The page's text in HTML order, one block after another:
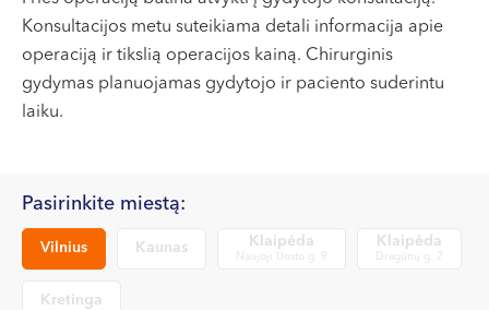
Miško g. 25A
Darbo laikas:
I-V 08:00 - 20:00
Dragūnų g. 2
Darbo laikas:
I-V 08:00 - 20:00
Konsultacijos metu suteikiama detali informacija apie
operaciją ir tikslią operacijos kainą. Chirurginis
gydymas planuojamas gydytojo ir paciento suderintu
laiku.
Pasirinkite miestą:
Vilnius Kaunas Klaipėda
Naujoji Uosto g. 9
Klaipėda
Dragūnų g. 2
Kretinga